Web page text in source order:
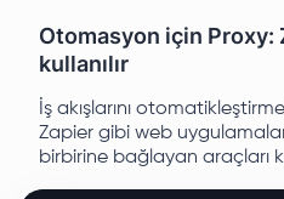
Otomasyon için Proxy:
kullanılır
İş akışlarını
Zapier gibi web
birbirine bağlayan araçları